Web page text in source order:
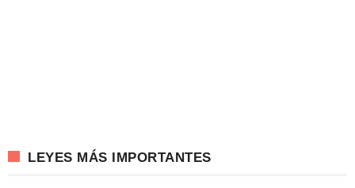
LEYES MÁS IMPORTANTES